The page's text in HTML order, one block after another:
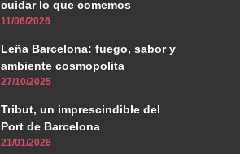
cuidar lo que comemos
11/06/2026
Leña Barcelona: fuego, sabor y
ambiente cosmopolita
27/10/2025
Tribut, un imprescindible del
Port de Barcelona
21/01/2026